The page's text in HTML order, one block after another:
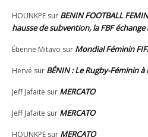
HOUNKPE sur BENIN FOOTBALL
hausse de subvention, la FBF échange
Étienne Mitavo sur Mondial Féminin
Hervé sur BÉNIN : Le Rugby-Féminin à
Jeff Jafaite sur MERCATO
Jeff Jafaite sur MERCATO
HOUNKPE sur MERCATO